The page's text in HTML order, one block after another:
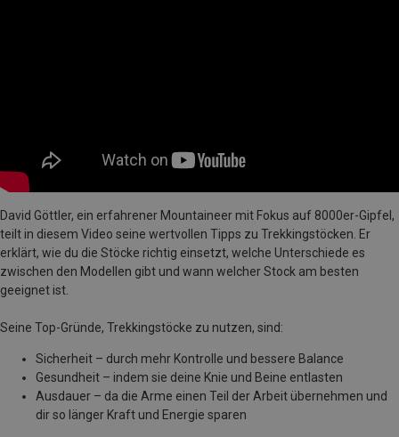
David Göttler, ein erfahrener Mountaineer mit Fokus auf 8000er-Gipfel,
teilt in diesem Video seine wertvollen Tipps zu Trekkingstöcken. Er
erklärt, wie du die Stöcke richtig einsetzt, welche Unterschiede es
zwischen den Modellen gibt und wann welcher Stock am besten
geeignet ist.
Seine Top-Gründe, Trekkingstöcke zu nutzen, sind:
Sicherheit – durch mehr Kontrolle und bessere Balance
Gesundheit – indem sie deine Knie und Beine entlasten
Ausdauer – da die Arme einen Teil der Arbeit übernehmen und
dir so länger Kraft und Energie sparen